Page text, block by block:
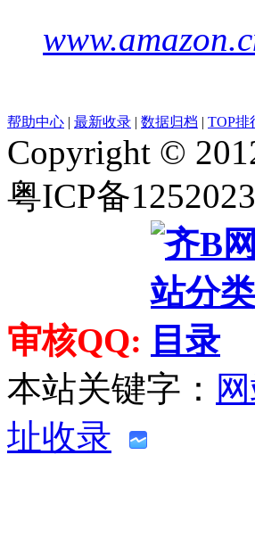
帮助中心 | 最新收录 | 数据归档 | TOP排
Copyright ©
粤ICP备
审核QQ:
本站关键字：
址收录